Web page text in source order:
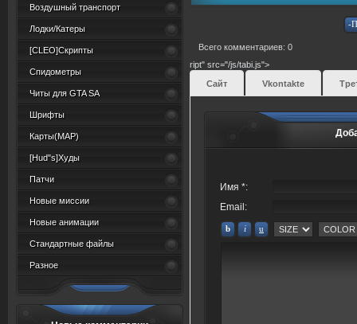
Воздушный транспорт
Лодки/Катеры
[CLEO]Скрипты
Спидометры
Читы для GTA SA
Шрифты
Карты(MAP)
[Hud"s]Худы
Патчи
Новые миссии
Новые анимации
Стандартные файлы
Разное
Всего комментариев: 0
ript" src="/js/tabi.js">
Сайт
Vkontakte
Имя *:
Email: